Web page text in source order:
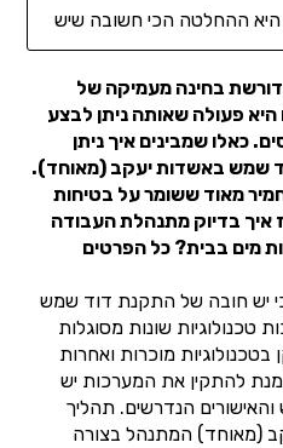
ההחלטה הכי חשובה שיש
בחינה מעמיקה של
היא פעולה שאותה ניתן לבצע
כאלו שמבינים איך ניתן
שמש באשדות יעקב (מאוחד).
מאוד ששומר על בטיחות
איך בדיוק מתנהלת העבודה
מים בבית? כל הפרטים
יש חובה של התקנת דוד שמש
טכנולוגיות שונות מסוגלות
מוכרות ואחרות
להתקין את המערכות יש
הנדרשים. תהליך
(מאוחד) המתנהל בצורה